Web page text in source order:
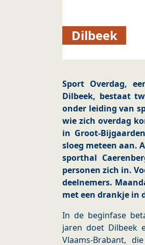
Dilbeek
Sport Overdag,
Dilbeek, bestaat
onder leiding van
wie zich overdag
in Groot-
sloeg meteen aan.
sporthal
personen zich in.
deelnemers.
met een drankje in
In de beginfase
jaren doet Dilbeek
Vlaams-Brabant,